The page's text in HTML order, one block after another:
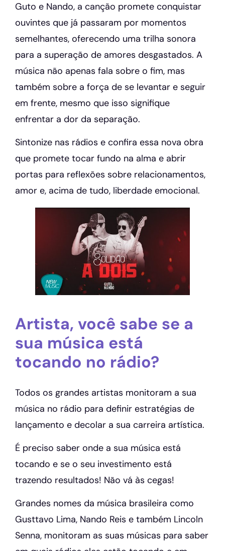
Guto e Nando, a canção promete conquistar
ouvintes que já passaram por momentos
semelhantes, oferecendo uma trilha sonora
para a superação de amores desgastados. A
música não apenas fala sobre o fim, mas
também sobre a força de se levantar e seguir
em frente, mesmo que isso signifique
enfrentar a dor da separação.
Sintonize nas rádios e confira essa nova obra
que promete tocar fundo na alma e abrir
portas para reflexões sobre relacionamentos,
amor e, acima de tudo, liberdade emocional.
Artista, você sabe se a
sua música está
tocando no rádio?
Todos os grandes artistas monitoram a sua
música no rádio para definir estratégias de
lançamento e decolar a sua carreira artística.
É preciso saber onde a sua música está
tocando e se o seu investimento está
trazendo resultados! Não vá às cegas!
Grandes nomes da música brasileira como
Gusttavo Lima, Nando Reis e também Lincoln
Senna, monitoram as suas músicas para saber